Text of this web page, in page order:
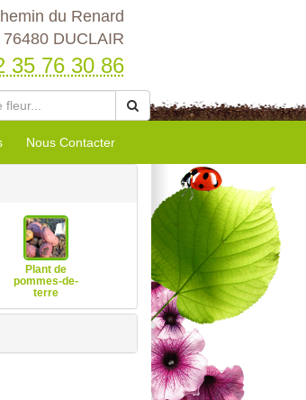
du Renard
76480 DUCLAIR
35 76 30 86
Nous Contacter
Plant de
pommes-de-
terre